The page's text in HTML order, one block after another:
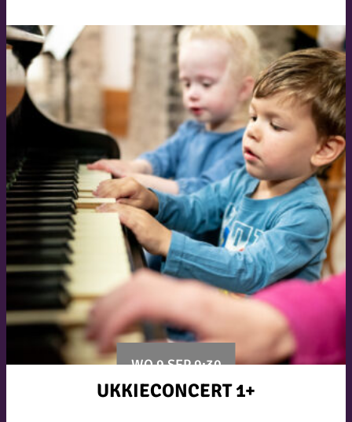
WO 9 SEP 9:30
UKKIECONCERT 1+